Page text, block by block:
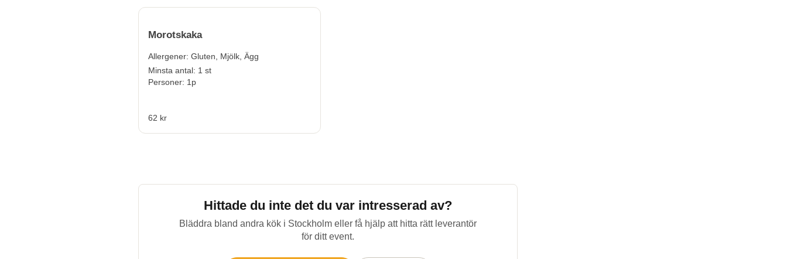
Morotskaka
Allergener: Gluten, Mjölk, Ägg
Minsta antal: 1 st
Personer: 1p
62 kr
Hittade du inte det du var intresserad av?
Bläddra bland andra kök i Stockholm eller få hjälp att hitta rätt leverantör
för ditt event.